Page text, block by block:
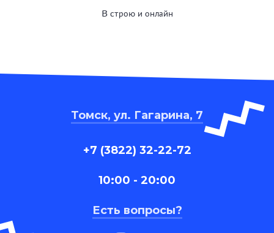
В строю и онлайн
Томск, ул. Гагарина, 7
+7 (3822) 32-22-72
10:00 - 20:00
Есть вопросы?